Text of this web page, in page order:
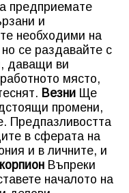
предприемате
и
необходими на
се раздавайте с
даващи ви
място,
Везни Ще
промени,
Предпазливостта
в сферата на
и в личните, и
Въпреки
началото на